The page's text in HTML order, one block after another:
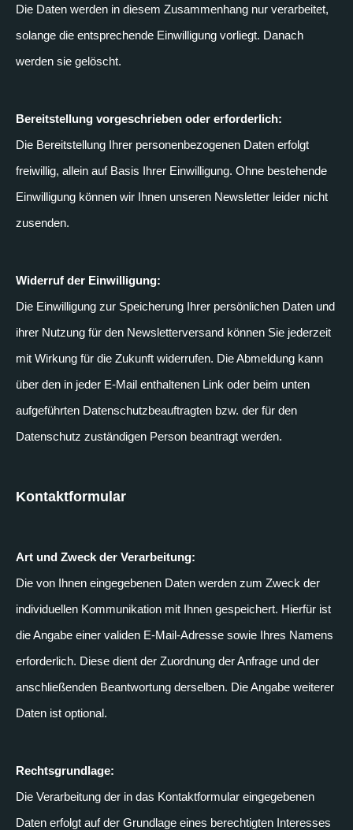
Die Daten werden in diesem Zusammenhang nur verarbeitet,
solange die entsprechende Einwilligung vorliegt. Danach
werden sie gelöscht.
Bereitstellung vorgeschrieben oder erforderlich:
Die Bereitstellung Ihrer personenbezogenen Daten erfolgt
freiwillig, allein auf Basis Ihrer Einwilligung. Ohne bestehende
Einwilligung können wir Ihnen unseren Newsletter leider nicht
zusenden.
Widerruf der Einwilligung:
Die Einwilligung zur Speicherung Ihrer persönlichen Daten und
ihrer Nutzung für den Newsletterversand können Sie jederzeit
mit Wirkung für die Zukunft widerrufen. Die Abmeldung kann
über den in jeder E-Mail enthaltenen Link oder beim unten
aufgeführten Datenschutzbeauftragten bzw. der für den
Datenschutz zuständigen Person beantragt werden.
Kontaktformular
Art und Zweck der Verarbeitung:
Die von Ihnen eingegebenen Daten werden zum Zweck der
individuellen Kommunikation mit Ihnen gespeichert. Hierfür ist
die Angabe einer validen E-Mail-Adresse sowie Ihres Namens
erforderlich. Diese dient der Zuordnung der Anfrage und der
anschließenden Beantwortung derselben. Die Angabe weiterer
Daten ist optional.
Rechtsgrundlage:
Die Verarbeitung der in das Kontaktformular eingegebenen
Daten erfolgt auf der Grundlage eines berechtigten Interesses